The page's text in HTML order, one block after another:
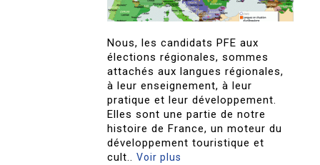
Nous, les candidats PFE aux
élections régionales, sommes
attachés aux langues régionales,
à leur enseignement, à leur
pratique et leur développement.
Elles sont une partie de notre
histoire de France, un moteur du
développement touristique et
cult..Voir plus